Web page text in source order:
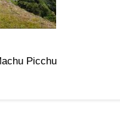
Picchu